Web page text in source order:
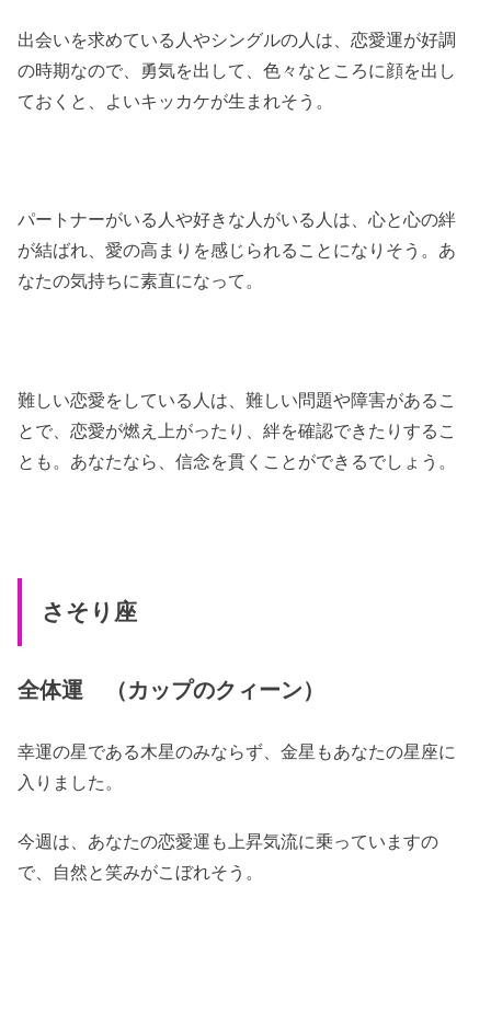
出会いを求めている人やシングルの人は、恋愛運が好調
の時期なので、勇気を出して、色々なところに顔を出し
ておくと、よいキッカケが生まれそう。
パートナーがいる人や好きな人がいる人は、心と心の絆
が結ばれ、愛の高まりを感じられることになりそう。あ
なたの気持ちに素直になって。
難しい恋愛をしている人は、難しい問題や障害があるこ
とで、恋愛が燃え上がったり、絆を確認できたりするこ
とも。あなたなら、信念を貫くことができるでしょう。
さそり座
全体運 （カップのクィーン）
幸運の星である木星のみならず、金星もあなたの星座に
入りました。
今週は、あなたの恋愛運も上昇気流に乗っていますの
で、自然と笑みがこぼれそう。